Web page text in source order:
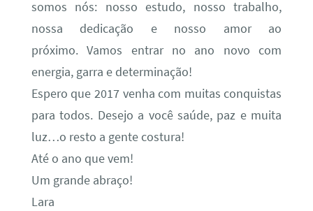
somos nós: nosso estudo, nosso trabalho,
nossa dedicação e nosso amor ao
próximo. Vamos entrar no ano novo com
energia, garra e determinação!
Espero que 2017 venha com muitas conquistas
para todos. Desejo a você saúde, paz e muita
luz…o resto a gente costura!
Até o ano que vem!
Um grande abraço!
Lara